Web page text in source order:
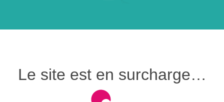
Le site est en surcharge…